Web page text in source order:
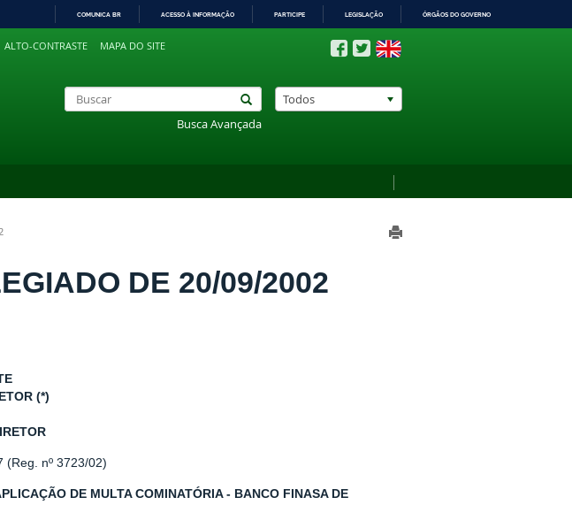
COMUNICA BR ACESSO À INFORMAÇÃO PARTICIPE LEGISLAÇÃO ÓRGÃOS DO GOVERNO
ALTO-CONTRASTE MAPA DO SITE
Busca Avançada
Todos
DE 20/09/2002
(*)
(Reg. nº 3723/02)
DE MULTA COMINATÓRIA - BANCO FINASA DE